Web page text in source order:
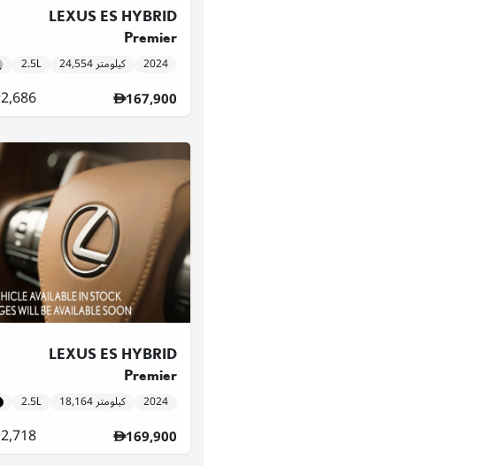
LEXUS ES HYBRID
Premier
2024 24,554 كيلومتر 2.5L
167,900
2,686
LEXUS ES HYBRID
Premier
2024 18,164 كيلومتر 2.5L
169,900
2,718